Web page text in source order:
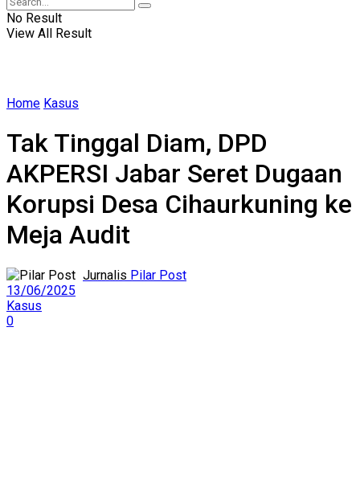
No Result
View All Result
Home Kasus
Tak Tinggal Diam, DPD
AKPERSI Jabar Seret Dugaan
Korupsi Desa Cihaurkuning ke
Meja Audit
Pilar Post
13/06/2025
Kasus
0